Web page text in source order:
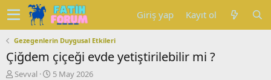
Giriş yap Kayıt ol
Gezegenlerin Duygusal Etkileri
Çiğdem çiçeği evde yetiştirilebilir mi ?
K
Sevval
B
5 May 2026